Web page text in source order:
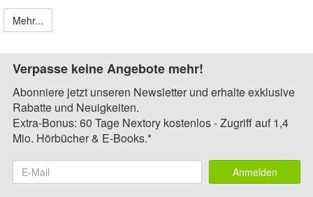
Mehr...
Verpasse keine Angebote mehr!
Abonniere jetzt unseren Newsletter und erhalte exklusive
Rabatte und Neuigkeiten.
Extra-Bonus: 60 Tage Nextory kostenlos - Zugriff auf 1,4
Mio. Hörbücher & E-Books.*
Anmelden